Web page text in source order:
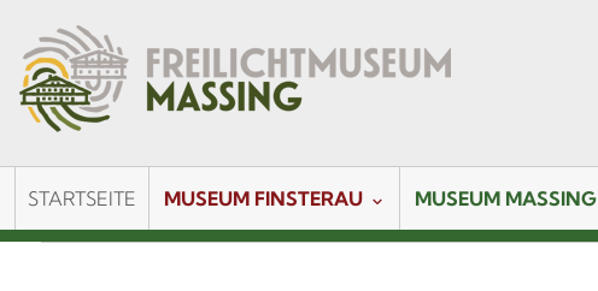
STARTSEITE MUSEUM FINSTERAU MUSEUM MASSING